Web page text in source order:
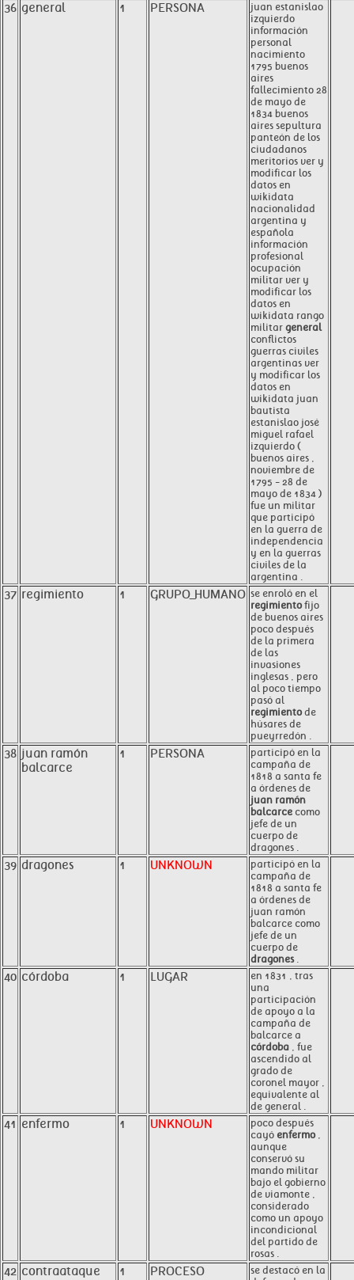
36 general 1 PERSONA
juan estanislao
izquierdo
información
personal
nacimiento
1795 buenos
aires
fallecimiento 28
de mayo de
1834 buenos
aires sepultura
panteón de los
ciudadanos
meritorios ver y
modificar los
datos en
wikidata
nacionalidad
argentina y
española
información
profesional
ocupación
militar ver y
modificar los
datos en
wikidata rango
militar general
conflictos
guerras civiles
argentinas ver
y modificar los
datos en
wikidata juan
bautista
estanislao josé
miguel rafael
izquierdo (
buenos aires ,
noviembre de
1795 - 28 de
mayo de 1834 )
fue un militar
que participó
en la guerra de
independencia
y en la guerras
civiles de la
argentina .
37 regimiento 1 GRUPO_HUMANO se enroló en el
regimientofijo
de buenos aires
poco después
de la primera
de las
invasiones
inglesas , pero
al poco tiempo
pasó al
regimientode
húsares de
pueyrredón .
38 juan ramón
balcarce
1 PERSONA
participó en la
campaña de
1818 a santa fe
a órdenes de
juan ramón
balcarce como
jefe de un
cuerpo de
dragones .
39 dragones 1 UNKNOWN
participó en la
campaña de
1818 a santa fe
a órdenes de
juan ramón
balcarce como
jefe de un
cuerpo de
dragones.
40 córdoba 1 LUGAR
en 1831 , tras
una
participación
de apoyo a la
campaña de
balcarce a
córdoba , fue
ascendido al
grado de
coronel mayor ,
equivalente al
de general .
41 enfermo 1 UNKNOWN
poco después
cayó enfermo,
aunque
conservó su
mando militar
bajo el gobierno
de viamonte ,
considerado
como un apoyo
incondicional
del partido de
rosas .
42 contraataque 1 PROCESO
se destacó en la